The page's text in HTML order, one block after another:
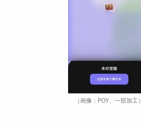
（画像：POY、一部加工）